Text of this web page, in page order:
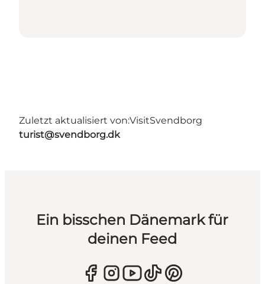
Zuletzt aktualisiert von:VisitSvendborg
turist@svendborg.dk
Ein bisschen Dänemark für
deinen Feed